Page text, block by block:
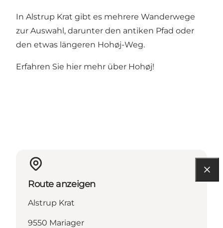
In Alstrup Krat gibt es mehrere Wanderwege
zur Auswahl, darunter den antiken Pfad oder
den etwas längeren Hohøj-Weg.
Erfahren Sie hier mehr über Hohøj!
Route anzeigen
Alstrup Krat
9550 Mariager